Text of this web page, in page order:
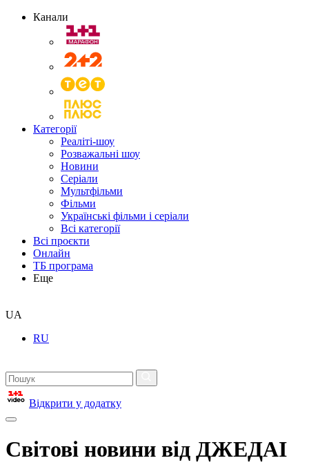
Канали
Категорії
Реаліті-шоу
Розважальні шоу
Новини
Серіали
Мультфільми
Фільми
Українські фільми і серіали
Всі категорії
Всі проєкти
Онлайн
ТБ програма
Еще
UA
RU
Відкрити у додатку
Світові новини від ДЖЕДАІ